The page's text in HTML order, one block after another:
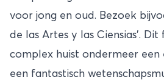
voor jong en oud. Bezoek
de las Artes y las Ciensias'. Dit
complex huist ondermeer een
een fantastisch